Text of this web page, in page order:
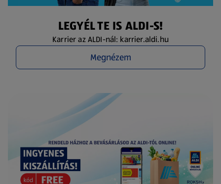
LEGYÉL TE IS ALDI-S!
Karrier az ALDI-nál: karrier.aldi.hu
Megnézem